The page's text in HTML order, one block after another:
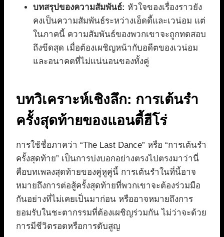
บทสรุปของความสัมพันธ์: หัวใจของเรื่องราวยัง
คงเป็นความสัมพันธ์ระหว่างเอ็ดดี้และเวน่อม แต่
ในภาคนี้ ความสัมพันธ์ของพวกเขาจะถูกทดสอบ
ถึงขีดสุด เมื่อต้องเผชิญหน้ากับอดีตของเวน่อม
และอนาคตที่ไม่แน่นอนของทั้งคู่
บทวิเคราะห์เชิงลึก: การเต้นรำ
ครั้งสุดท้ายของแอนตี้ฮีโร่
การใช้ชื่อภาคว่า “The Last Dance” หรือ “การเต้นรำ
ครั้งสุดท้าย” เป็นการบ่งบอกอย่างตรงไปตรงมาว่านี่
คือบทเพลงสุดท้ายของคู่หูคู่นี้ การเต้นรำในที่นี้อาจ
หมายถึงการต่อสู้ครั้งสุดท้ายที่พวกเขาจะต้องร่วมมือ
กันอย่างที่ไม่เคยเป็นมาก่อน หรืออาจหมายถึงการ
ยอมรับในชะตากรรมที่ต้องเผชิญร่วมกัน ไม่ว่าจะด้วย
การมีชีวิตรอดหรือการดับสูญ